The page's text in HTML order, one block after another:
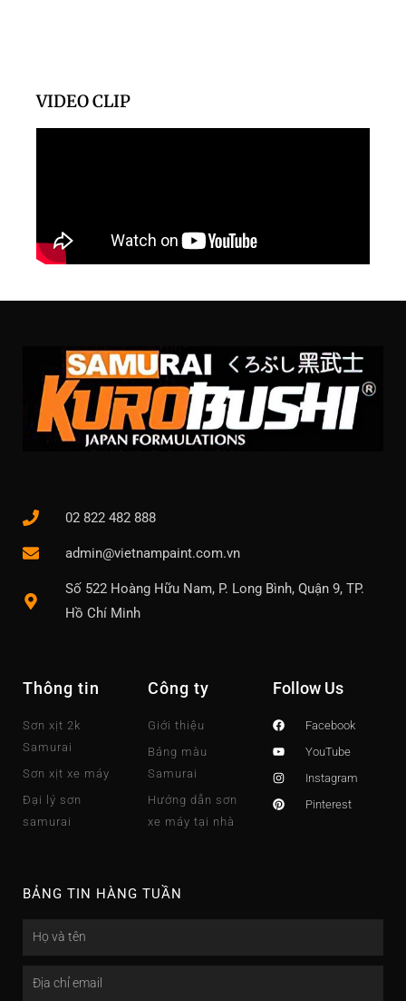
VIDEO CLIP
02 822 482 888
admin@vietnampaint.com.vn
Số 522 Hoàng Hữu Nam, P. Long Bình, Quận 9, TP.
Hồ Chí Minh
Thông tin
Sơn xịt 2k
Samurai
Sơn xịt xe máy
Đại lý sơn
samurai
Công ty
Giới thiệu
Bảng màu
Samurai
Hướng dẫn sơn
xe máy tại nhà
Follow Us
Facebook
YouTube
Instagram
Pinterest
BẢNG TIN HÀNG TUẦN